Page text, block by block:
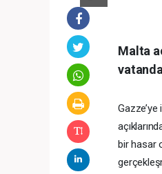
Malta
bir hasar